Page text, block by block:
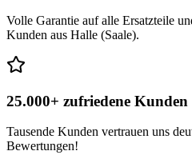
Volle Garantie auf alle Ersatzteile
Kunden aus Halle (Saale).
25.000+ zufriedene Kunden
Tausende Kunden vertrauen uns
Bewertungen!